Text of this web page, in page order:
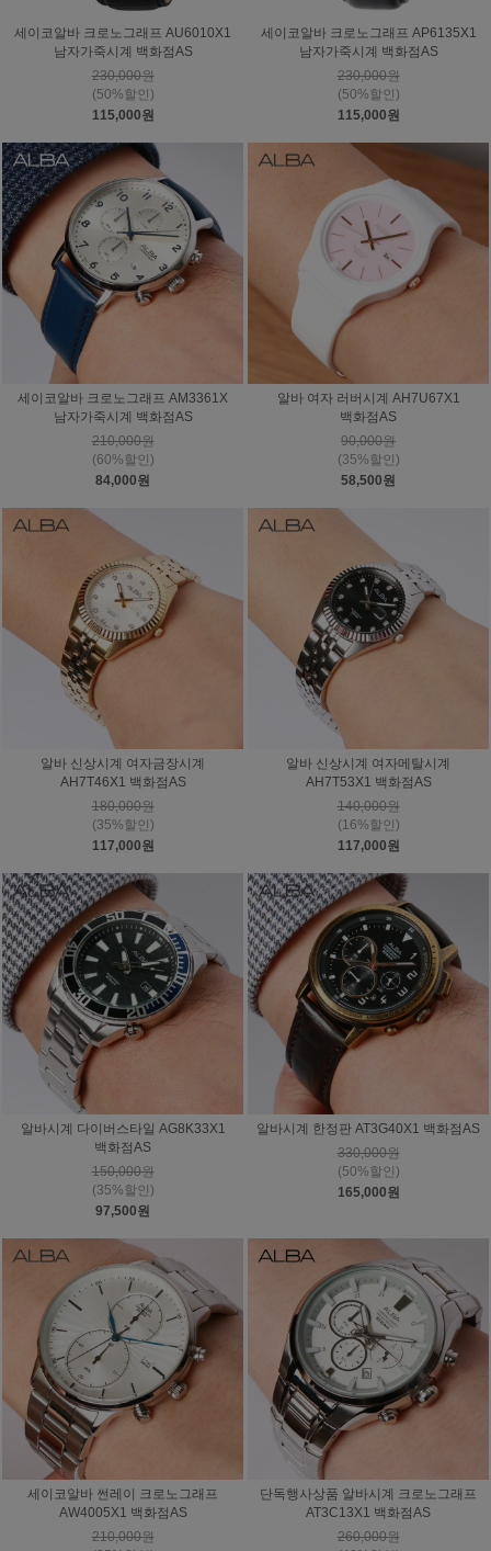
세이코알바 크로노그래프 AU6010X1
남자가죽시계 백화점AS
230,000원
(50%할인)
115,000원
세이코알바 크로노그래프 AP6135X1
남자가죽시계 백화점AS
230,000원
(50%할인)
115,000원
세이코알바 크로노그래프 AM3361X
남자가죽시계 백화점AS
210,000원
(60%할인)
84,000원
알바 여자 러버시계 AH7U67X1
백화점AS
90,000원
(35%할인)
58,500원
알바 신상시계 여자금장시계
AH7T46X1 백화점AS
180,000원
(35%할인)
117,000원
알바 신상시계 여자메탈시계
AH7T53X1 백화점AS
140,000원
(16%할인)
117,000원
알바시계 다이버스타일 AG8K33X1
백화점AS
150,000원
(35%할인)
97,500원
알바시계 한정판 AT3G40X1 백화점AS
330,000원
(50%할인)
165,000원
세이코알바 썬레이 크로노그래프
AW4005X1 백화점AS
210,000원
단독행사상품 알바시계 크로노그래프
AT3C13X1 백화점AS
260,000원